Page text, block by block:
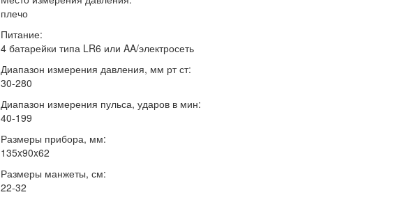
плечо
Питание:
4 батарейки типа LR6 или AA/электросеть
Диапазон измерения давления, мм рт ст:
30-280
Диапазон измерения пульса, ударов в мин:
40-199
Размеры прибора, мм:
135x90x62
Размеры манжеты, см:
22-32